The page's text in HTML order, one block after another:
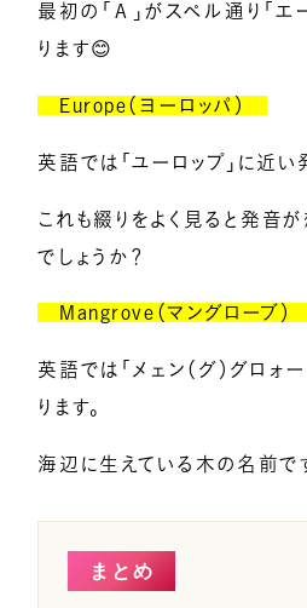
最初の「Ａ」がスペル通り「エ
ります😊
Europe（ヨーロッパ）
英語では「ユーロップ」に近い
これも綴りをよく見ると発音
でしょうか？
Mangrove（マングローブ）
英語では「メェン（グ）グロォ
ります。
海辺に生えている木の名前で
まとめ